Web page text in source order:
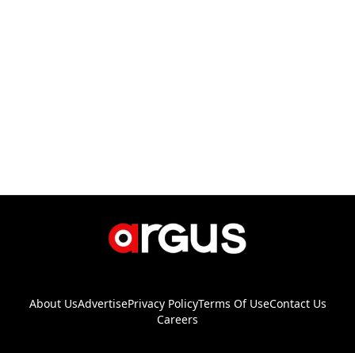
About UsAdvertisePrivacy PolicyTerms Of UseContact Us
Careers